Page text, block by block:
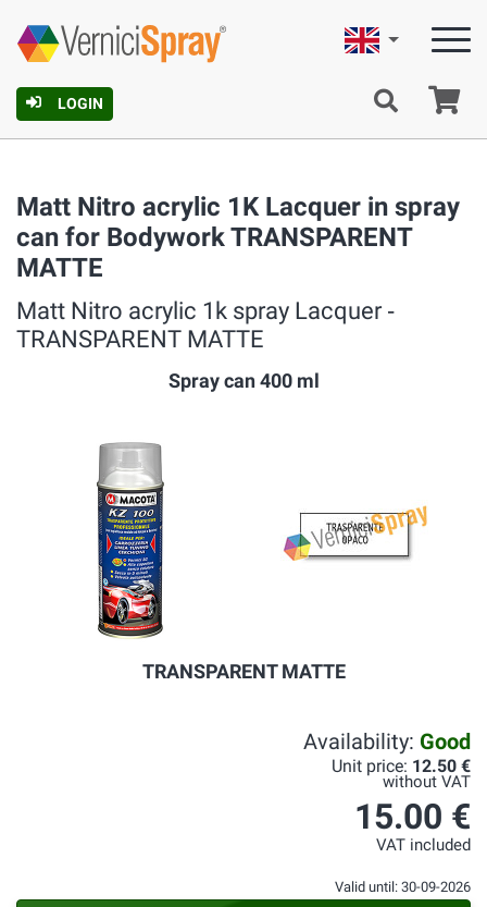
LOGIN
English
Matt Nitro acrylic 1K Lacquer in spray
can for Bodywork TRANSPARENT
MATTE
Matt Nitro acrylic 1k spray Lacquer ‐
TRANSPARENT MATTE
Spray can 400 ml
TRANSPARENT MATTE
Availability: Good
Unit price: 12.50 €
without VAT
15.00 €
VAT included
Valid until: 30-09-2026